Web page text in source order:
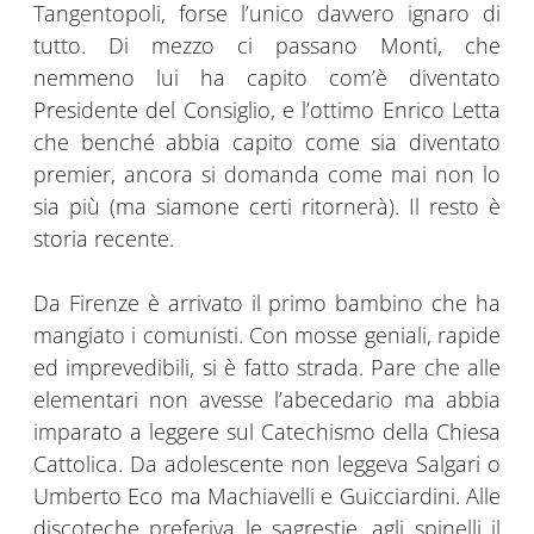
Tangentopoli, forse l’unico davvero ignaro di
tutto. Di mezzo ci passano Monti, che
nemmeno lui ha capito com’è diventato
Presidente del Consiglio, e l’ottimo Enrico Letta
che benché abbia capito come sia diventato
premier, ancora si domanda come mai non lo
sia più (ma siamone certi ritornerà). Il resto è
storia recente.
Da Firenze è arrivato il primo bambino che ha
mangiato i comunisti. Con mosse geniali, rapide
ed imprevedibili, si è fatto strada. Pare che alle
elementari non avesse l’abecedario ma abbia
imparato a leggere sul Catechismo della Chiesa
Cattolica. Da adolescente non leggeva Salgari o
Umberto Eco ma Machiavelli e Guicciardini. Alle
discoteche preferiva le sagrestie, agli spinelli il